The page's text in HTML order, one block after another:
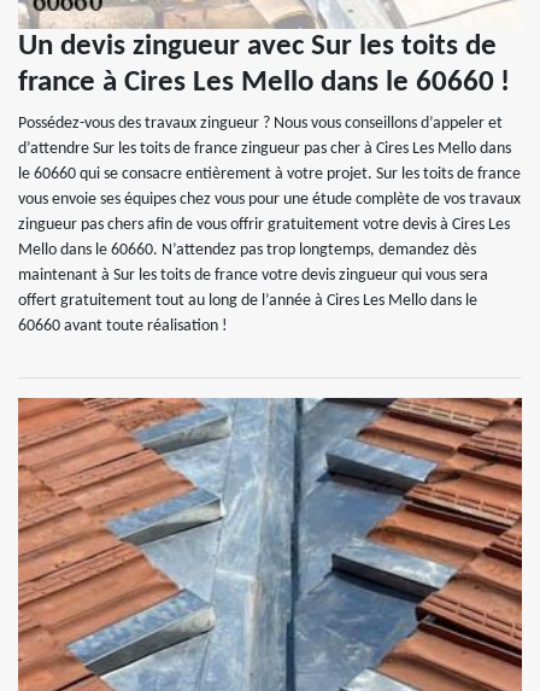
Un devis zingueur avec Sur les toits de
france à Cires Les Mello dans le 60660 !
Possédez-vous des travaux zingueur ? Nous vous conseillons d’appeler et
d’attendre Sur les toits de france zingueur pas cher à Cires Les Mello dans
le 60660 qui se consacre entièrement à votre projet. Sur les toits de france
vous envoie ses équipes chez vous pour une étude complète de vos travaux
zingueur pas chers afin de vous offrir gratuitement votre devis à Cires Les
Mello dans le 60660. N’attendez pas trop longtemps, demandez dès
maintenant à Sur les toits de france votre devis zingueur qui vous sera
offert gratuitement tout au long de l’année à Cires Les Mello dans le
60660 avant toute réalisation !